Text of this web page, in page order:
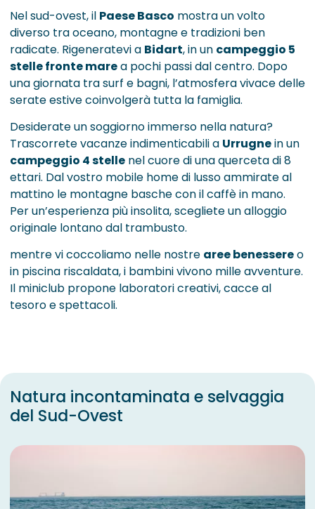
Nel sud-ovest, il Paese Basco mostra un volto
diverso tra oceano, montagne e tradizioni ben
radicate. Rigeneratevi a Bidart, in un campeggio 5
stelle fronte marea pochi passi dal centro. Dopo
una giornata tra surf e bagni, l’atmosfera vivace delle
serate estive coinvolgerà tutta la famiglia.
Desiderate un soggiorno immerso nella natura?
Trascorrete vacanze indimenticabili a Urrugnein un
campeggio 4 stelle nel cuore di una querceta di 8
ettari. Dal vostro mobile home di lusso ammirate al
mattino le montagne basche con il caffè in mano.
Per un’esperienza più insolita, scegliete un alloggio
originale lontano dal trambusto.
mentre vi coccoliamo nelle nostre aree benessereo
in piscina riscaldata, i bambini vivono mille avventure.
Il miniclub propone laboratori creativi, cacce al
tesoro e spettacoli.
Natura incontaminata e selvaggia
del Sud-Ovest